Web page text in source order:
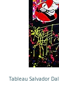
Tableau Salvador